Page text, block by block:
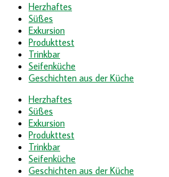
Herzhaftes
Süßes
Exkursion
Produkttest
Trinkbar
Seifenküche
Geschichten aus der Küche
Herzhaftes
Süßes
Exkursion
Produkttest
Trinkbar
Seifenküche
Geschichten aus der Küche